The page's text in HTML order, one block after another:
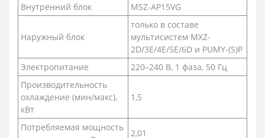
Внутренний блок MSZ-AP15VG
Наружный блок
только в составе
мультисистем MXZ-
2D/3E/4E/5E/6D и PUMY-(S)P
Электропитание
220–240 B, 1 фаза, 50 Гц
Производительность
охлаждение (мин/макс),
кВт
1,5
Потребляемая мощность
2,01